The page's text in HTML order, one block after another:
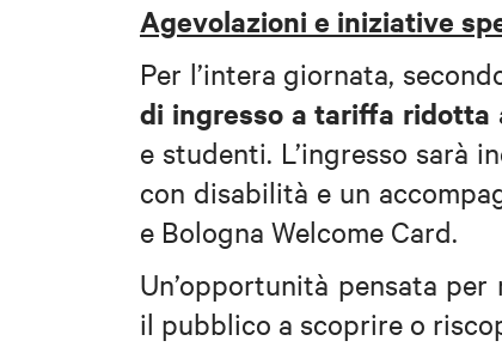
Agevolazioni e iniziative
Per l’intera giornata,
di ingresso a tariffa ridotta
e studenti. L’ingresso sarà
con disabilità e un
e Bologna Welcome Card.
Un’opportunità pensata
il pubblico a scoprire o